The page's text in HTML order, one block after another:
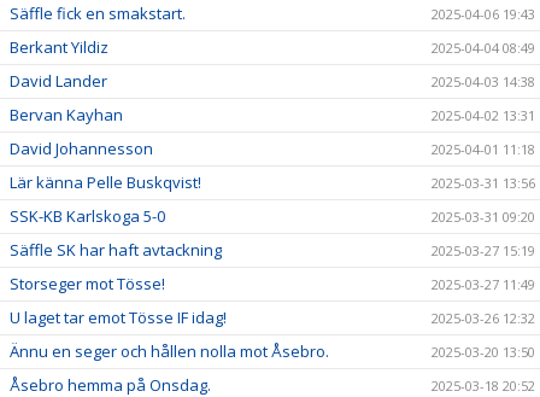
Säffle fick en smakstart. 2025-04-06 19:43
Berkant Yildiz 2025-04-04 08:49
David Lander 2025-04-03 14:38
Bervan Kayhan 2025-04-02 13:31
David Johannesson 2025-04-01 11:18
Lär känna Pelle Buskqvist! 2025-03-31 13:56
SSK-KB Karlskoga 5-0 2025-03-31 09:20
Säffle SK har haft avtackning 2025-03-27 15:19
Storseger mot Tösse! 2025-03-27 11:49
U laget tar emot Tösse IF idag! 2025-03-26 12:32
Ännu en seger och hållen nolla mot Åsebro. 2025-03-20 13:50
Åsebro hemma på Onsdag. 2025-03-18 20:52